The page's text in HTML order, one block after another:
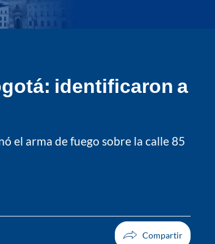
identificaron a
el arma de fuego sobre la calle 85